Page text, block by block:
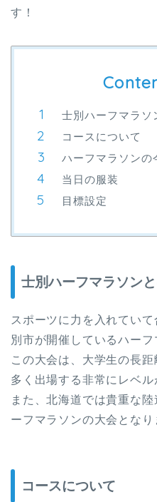
す！
士別ハーフマラソ
コースについて
ハーフマラソンの
当日の服装
目標設定
士別ハーフマラソン
スポーツに力を入れてい
別市が開催しているハーフ
この大会は、大学生の長
多く出場する非常にレベル
また、北海道では貴重な
ーフマラソンの大会となり
コースについて